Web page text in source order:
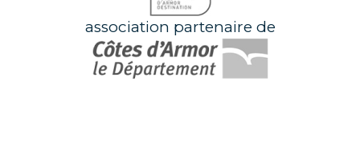
association partenaire de